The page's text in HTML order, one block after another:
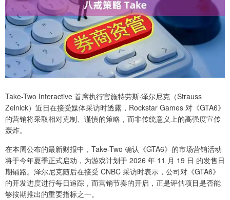
Take-Two Interactive 首席执行官施特劳斯·泽尔尼克（Strauss
Zelnick）近日在接受媒体采访时透露，Rockstar Games 对《GTA6》
的营销将采取相对克制、谨慎的策略，而非传统意义上的高强度宣传
轰炸。
在本周公布的最新财报中，Take-Two 确认《GTA6》的市场营销活动
将于今年夏季正式启动，为游戏计划于 2026 年 11 月 19 日 的发售日
期铺路。泽尔尼克随后在接受 CNBC 采访时表示，公司对《GTA6》
的开发进度进行每日追踪，而营销节奏的开启，正是评估项目是否能
够按期推出的重要指标之一。